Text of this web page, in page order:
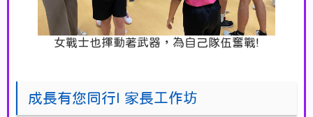
女戰士也揮動著武器，為自己隊伍奮戰!
成長有您同行I 家長工作坊